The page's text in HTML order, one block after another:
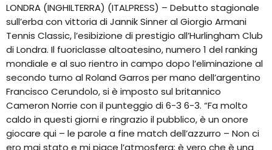
LONDRA (INGHILTERRA) (ITALPRESS) – Debutto stagionale
sull’erba con vittoria di Jannik Sinner al Giorgio Armani
Tennis Classic, l’esibizione di prestigio all’Hurlingham Club
di Londra. Il fuoriclasse altoatesino, numero 1 del ranking
mondiale e al suo rientro in campo dopo l’eliminazione al
secondo turno al Roland Garros per mano dell’argentino
Francisco Cerundolo, si è imposto sul britannico
Cameron Norrie con il punteggio di 6-3 6-3. “Fa molto
caldo in questi giorni e ringrazio il pubblico, è un onore
giocare qui – le parole a fine match dell’azzurro – Non ci
ero mai stato e mi piace l’atmosfera: è vero che è una